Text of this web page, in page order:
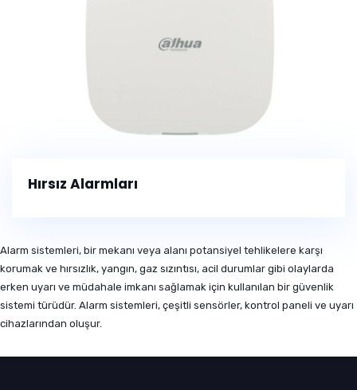
Hırsız Alarmları
Alarm sistemleri, bir mekanı veya alanı potansiyel tehlikelere karşı
korumak ve hırsızlık, yangın, gaz sızıntısı, acil durumlar gibi olaylarda
erken uyarı ve müdahale imkanı sağlamak için kullanılan bir güvenlik
sistemi türüdür. Alarm sistemleri, çeşitli sensörler, kontrol paneli ve uyarı
cihazlarından oluşur.